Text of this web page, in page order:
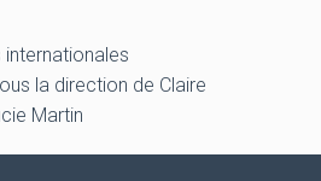
la direction de Claire
Martin